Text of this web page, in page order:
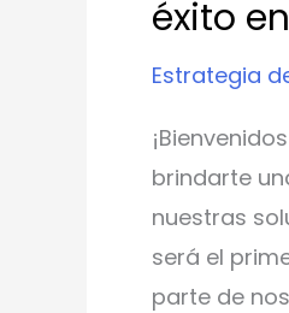
éxito
Estrategia
brindarte
nuestras
será el
parte de
El
de
nuestras
soluciones
para
llevar
tu